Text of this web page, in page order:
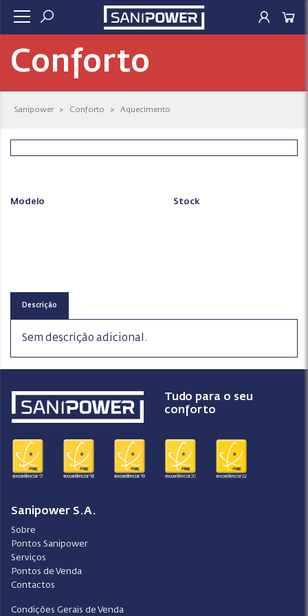
Conforto
Sanipower > Conforto > Aquecimento
Modelo Stock
Descrição
Sem descrição adicional.
Tudo para o seu
conforto
Sanipower S.A.
Sobre
Pontos Sanipower
Serviços
Pontos de Venda
Contactos
Condições Gerais de Venda